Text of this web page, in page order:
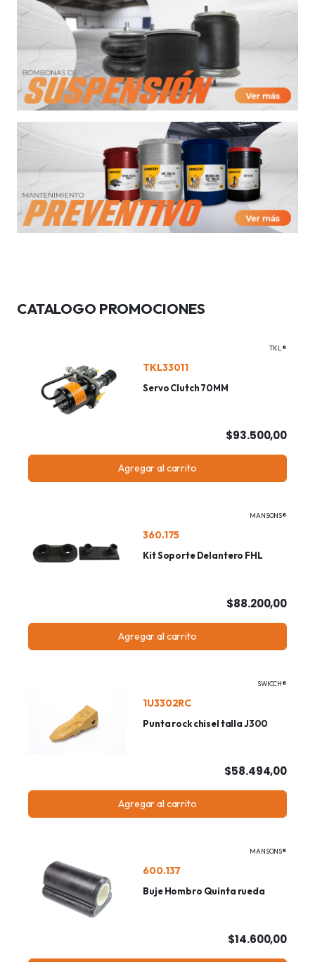
CATALOGO PROMOCIONES
TKL®
TKL33011
Servo Clutch 70MM
$93.500,00
Agregar al carrito
MANSONS®
360.175
Kit Soporte Delantero FHL
$88.200,00
Agregar al carrito
SWICCH®
1U3302RC
Punta rock chisel talla J300
$58.494,00
Agregar al carrito
MANSONS®
600.137
Buje Hombro Quinta rueda
$14.600,00